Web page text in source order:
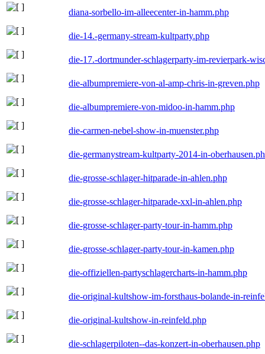
diana-sorbello-im-alleecenter-in-hamm.php
die-14.-germany-stream-kultparty.php
die-17.-dortmunder-schlagerparty-im-revierpark-
die-albumpremiere-von-al-amp-chris-in-greven.php
die-albumpremiere-von-midoo-in-hamm.php
die-carmen-nebel-show-in-muenster.php
die-germanystream-kultparty-2014-in-
die-grosse-schlager-hitparade-in-ahlen.php
die-grosse-schlager-hitparade-xxl-in-ahlen.php
die-grosse-schlager-party-tour-in-hamm.php
die-grosse-schlager-party-tour-in-kamen.php
die-offiziellen-partyschlagercharts-in-hamm.php
die-original-kultshow-im-forsthaus-bolande-in-
die-original-kultshow-in-reinfeld.php
die-schlagerpiloten--das-konzert-in-oberhausen.php